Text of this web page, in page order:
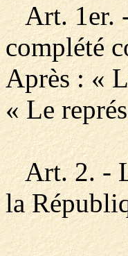
Art. 1er. -
complété
Après : «
« Le
Art. 2. -
la